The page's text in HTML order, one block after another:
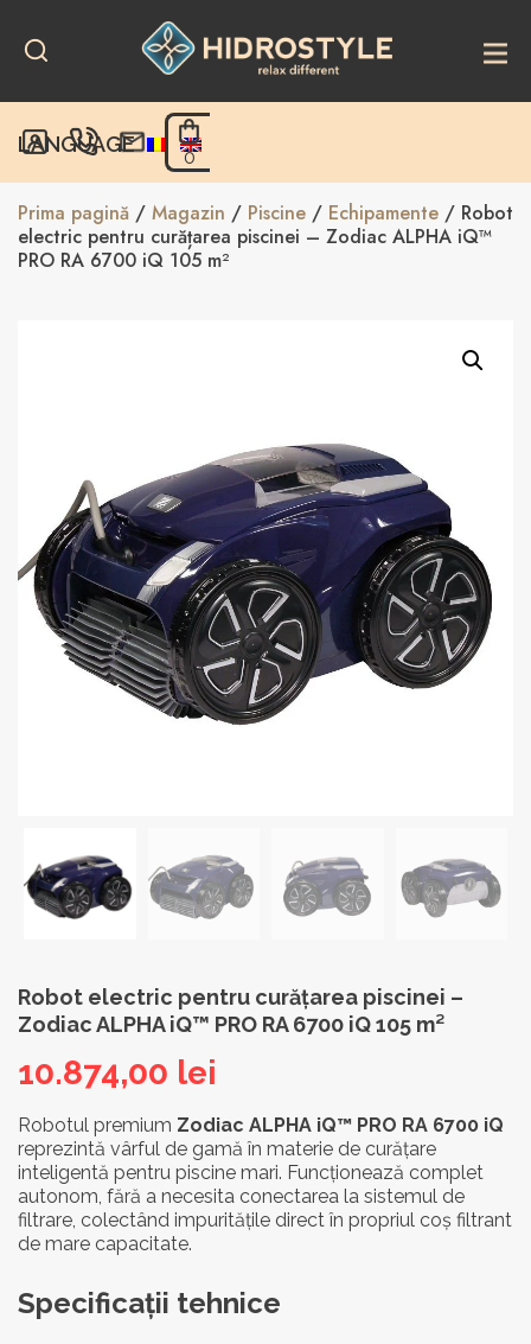
content
LANGUAGE
0
Prima pagină / Magazin / Piscine / Echipamente / Robot
electric pentru curățarea piscinei – Zodiac ALPHA iQ™
PRO RA 6700 iQ 105 m²
Robot electric pentru curățarea piscinei –
Zodiac ALPHA iQ™ PRO RA 6700 iQ 105 m²
10.874,00 lei
Robotul premium Zodiac ALPHA iQ™ PRO RA 6700 iQ
reprezintă vârful de gamă în materie de curățare
inteligentă pentru piscine mari. Funcționează complet
autonom, fără a necesita conectarea la sistemul de
filtrare, colectând impuritățile direct în propriul coș filtrant
de mare capacitate.
Specificații tehnice